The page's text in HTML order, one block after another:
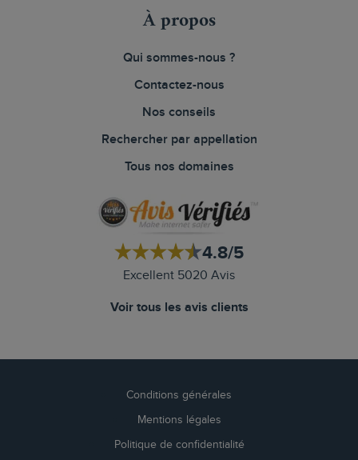
À propos
Qui sommes-nous ?
Contactez-nous
Nos conseils
Rechercher par appellation
Tous nos domaines
4.8/5
Excellent 5020 Avis
Voir tous les avis clients
Conditions générales
Mentions légales
Politique de confidentialité